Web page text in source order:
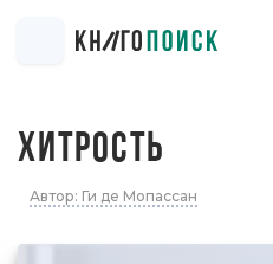
ХИТРОСТЬ
Автор: Ги де Мопассан